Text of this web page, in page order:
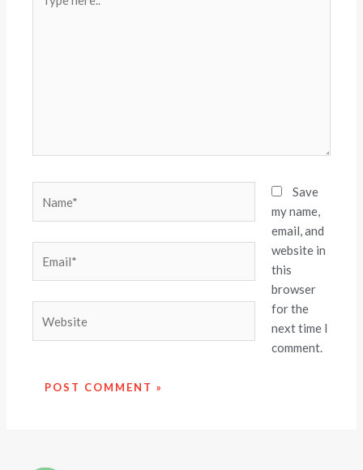
here..
Save
my name,
email, and
website in
this
browser
for the
next time I
comment.